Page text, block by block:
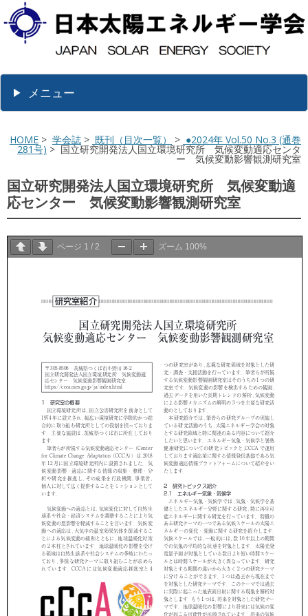
メニュー
HOME > 学会誌 > 既刊（目次一覧） > ●2024年 Vol.50 No.3 (通巻
281号) > 国立研究開発法人国立環境研究所 気候変動適応センタ
ー 気候変動影響観測研究室
国立研究開発法人国立環境研究所 気候変動適
応センター 気候変動影響観測研究室
ページ 1 / 2 ズーム 100%